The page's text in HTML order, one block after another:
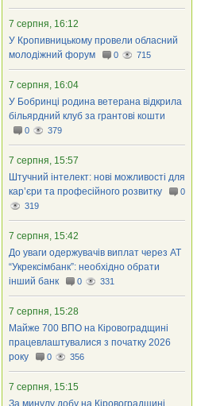
7 серпня, 16:12
У Кропивницькому провели обласний
молодіжний форум
0 715
7 серпня, 16:04
У Бобринці родина ветерана відкрила
більярдний клуб за грантові кошти
0 379
7 серпня, 15:57
Штучний інтелект: нові можливості для
кар’єри та професійного розвитку
0
319
7 серпня, 15:42
До уваги одержувачів виплат через АТ
“Укрексімбанк”: необхідно обрати
інший банк
0 331
7 серпня, 15:28
Майже 700 ВПО на Кіровоградщині
працевлаштувалися з початку 2026
року
0 356
7 серпня, 15:15
За минулу добу на Кіровоградщині